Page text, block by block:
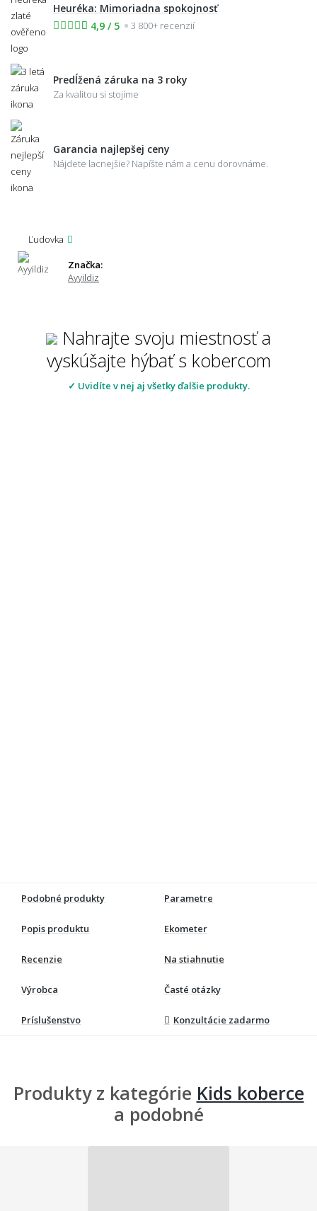
Heuréka: Mimoriadna spokojnosť
4,9 / 5
3 800+ recenzií
Predĺžená záruka na 3 roky
Za kvalitou si stojíme
Garancia najlepšej ceny
Nájdete lacnejšie? Napíšte nám a cenu dorovnáme.
Ľudovka
Značka:
Ayyildiz
Nahrajte svoju miestnosť a
vyskúšajte hýbať s kobercom
✓ Uvidíte v nej aj všetky ďalšie produkty.
Podobné produkty Parametre
Popis produktu Ekometer
Recenzie Na stiahnutie
Výrobca Časté otázky
Príslušenstvo Konzultácie zadarmo
Produkty z kategórie Kids koberce
a podobné